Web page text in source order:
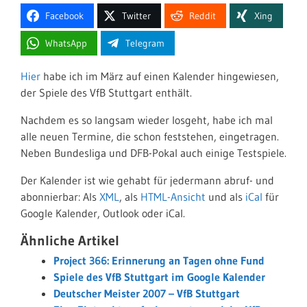
Facebook Twitter Reddit Xing
WhatsApp Telegram
Hier habe ich im März auf einen Kalender hingewiesen,
der Spiele des VfB Stuttgart enthält.
Nachdem es so langsam wieder losgeht, habe ich mal
alle neuen Termine, die schon feststehen, eingetragen.
Neben Bundesliga und DFB-Pokal auch einige Testspiele.
Der Kalender ist wie gehabt für jedermann abruf- und
abonnierbar: Als XML, als HTML-Ansicht und als iCal für
Google Kalender, Outlook oder iCal.
Ähnliche Artikel
Project 366: Erinnerung an Tagen ohne Fund
Spiele des VfB Stuttgart im Google Kalender
Deutscher Meister 2007 – VfB Stuttgart